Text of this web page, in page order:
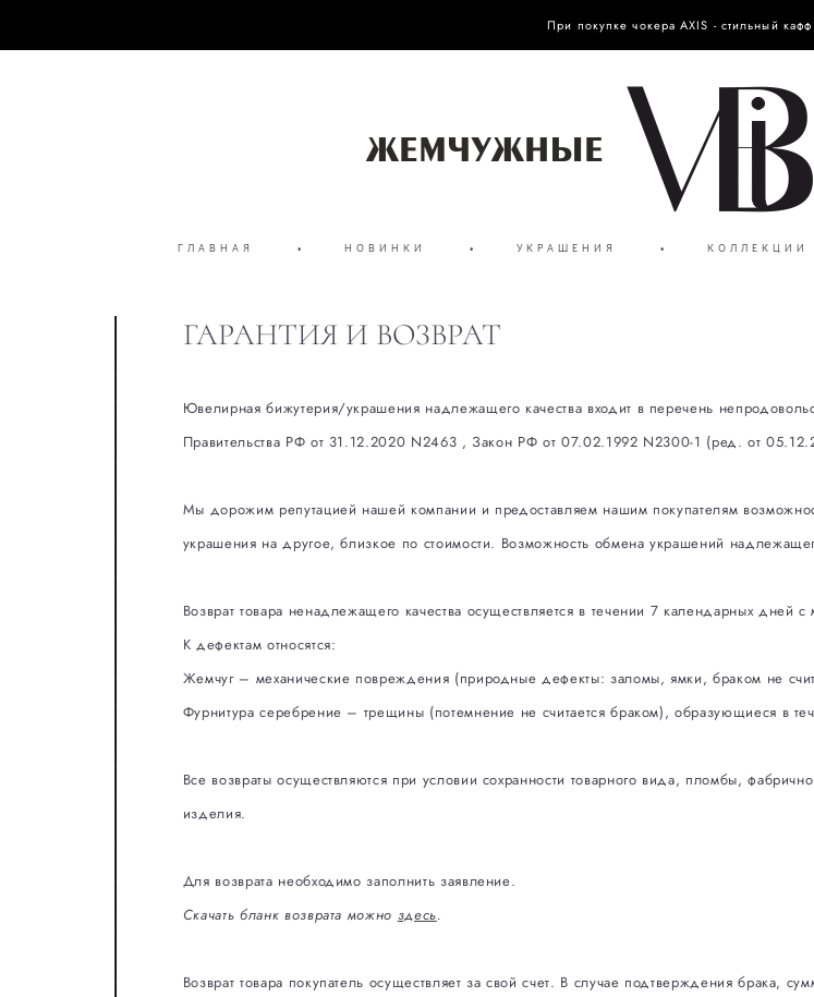
При покупке чокера AXIS - стильный
ГЛАВНАЯ • НОВИНКИ • УКРАШЕНИЯ • КОЛЛЕКЦИИ
ГАРАНТИЯ И ВОЗВРАТ
Ювелирная бижутерия/украшения надлежащего качества входит в перечень
Правительства РФ от 31.12.2020 N2463 , Закон РФ от 07.02.1992 N2300-1 (ред. от
Мы дорожим репутацией нашей компании и предоставляем нашим покупателям
украшения на другое, близкое по стоимости. Возможность обмена украшений
Возврат товара ненадлежащего качества осуществляется в течении 7 календарных дней с
К дефектам относятся:
Жемчуг – механические повреждения (природные дефекты: заломы, ямки, браком не
Фурнитура серебрение – трещины (потемнение не считается браком), образующиеся в
Все возвраты осуществляются при условии сохранности товарного вида, пломбы,
изделия.
Для возврата необходимо заполнить заявление.
Скачать бланк возврата можно здесь.
Возврат товара покупатель осуществляет за свой счет. В случае подтверждения брака,